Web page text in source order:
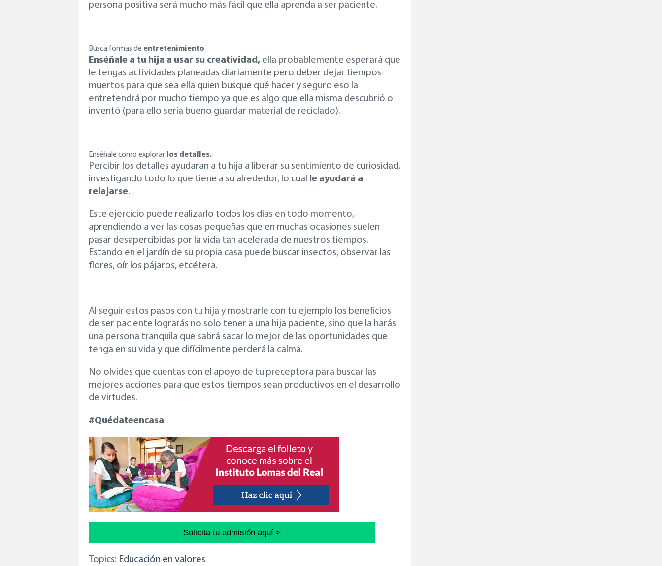
persona positiva será mucho más fácil que ella aprenda a ser paciente.
Busca formas de entretenimiento
Enséñale a tu hija a usar su creatividad, ella probablemente esperará que
le tengas actividades planeadas diariamente pero deber dejar tiempos
muertos para que sea ella quien busque qué hacer y seguro eso la
entretendrá por mucho tiempo ya que es algo que ella misma descubrió o
inventó (para ello sería bueno guardar material de reciclado).
Enséñale como explorar los detalles.
Percibir los detalles ayudaran a tu hija a liberar su sentimiento de curiosidad,
investigando todo lo que tiene a su alrededor, lo cual le ayudará a
relajarse.
Este ejercicio puede realizarlo todos los días en todo momento,
aprendiendo a ver las cosas pequeñas que en muchas ocasiones suelen
pasar desapercibidas por la vida tan acelerada de nuestros tiempos.
Estando en el jardín de su propia casa puede buscar insectos, observar las
flores, oír los pájaros, etcétera.
Al seguir estos pasos con tu hija y mostrarle con tu ejemplo los beneficios
de ser paciente lograrás no solo tener a una hija paciente, sino que la harás
una persona tranquila que sabrá sacar lo mejor de las oportunidades que
tenga en su vida y que difícilmente perderá la calma.
No olvides que cuentas con el apoyo de tu preceptora para buscar las
mejores acciones para que estos tiempos sean productivos en el desarrollo
de virtudes.
#Quédateencasa
Solicita tu admisión aquí >
Topics: Educación en valores